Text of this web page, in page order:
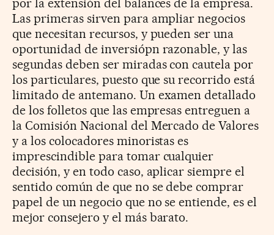
Las primeras sirven para ampliar negocios
que necesitan recursos, y pueden ser una
oportunidad de inversiópn razonable, y las
segundas deben ser miradas con cautela por
los particulares, puesto que su recorrido está
limitado de antemano. Un examen detallado
de los folletos que las empresas entreguen a
la Comisión Nacional del Mercado de Valores
y a los colocadores minoristas es
imprescindible para tomar cualquier
decisión, y en todo caso, aplicar siempre el
sentido común de que no se debe comprar
papel de un negocio que no se entiende, es el
mejor consejero y el más barato.